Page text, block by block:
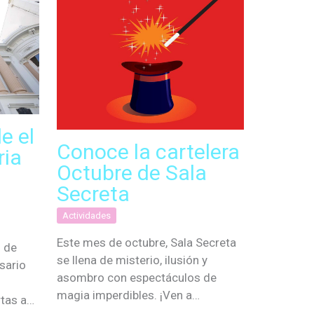
el
de
a…
Conoce la cartelera
Octubre de Sala
Secreta
Actividades
Este mes de octubre, Sala Secreta
se llena de misterio, ilusión y
asombro con espectáculos de
magia imperdibles. ¡Ven a…